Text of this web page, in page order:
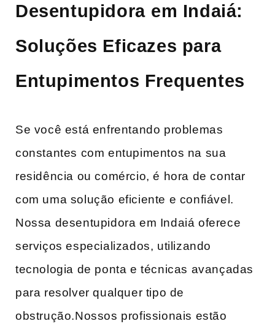
Desentupidora ⁣em Indaiá:
Soluções Eficazes para
Entupimentos Frequentes
Se você está enfrentando problemas
constantes com entupimentos na sua
residência ou comércio, é hora de contar
com uma solução eficiente e ‌confiável.
Nossa desentupidora em Indaiá oferece
serviços​ especializados, utilizando
tecnologia de ponta e técnicas avançadas
para resolver qualquer tipo‌ de
obstrução.Nossos profissionais estão